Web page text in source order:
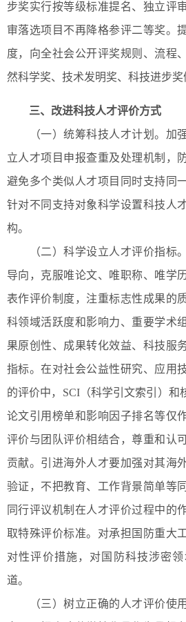
步奖实行按等级标准提名、独立评
审落选项目不再降格参评二等奖。
度，向全社会公开评奖规则、流程
然科学奖、技术发明奖、科技进步奖
三、改进科技人才评价方式
（一）统筹科技人才计划。加强
立人才项目申报查重及处理机制，
避免多个类似人才项目同时支持同
针对不同支持对象科学设置科技人
构。
（二）科学设立人才评价指标。
导向，克服唯论文、唯职称、唯学
表作评价制度，注重标志性成果的
科领域活跃度和影响力、重要学术
果原创性、成果转化效益、科技服
指标。在对社会公益性研究、应用
的评价中，SCI（科学引文索引）和
论文引用榜单和影响因子排名等仅
评价与团队评价相结合，尊重和认
贡献。引进海外人才要加强对其海
验证，不把教育、工作背景简单等
同行评议机制在人才评价过程中的
取特殊评价标准。对承担国防重大
对性评价措施，对国防科技涉密
道。
（三）树立正确的人才评价使用